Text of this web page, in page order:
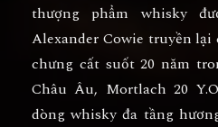
thượng phẩm whisky
Alexander Cowie truyền
chưng cất suốt 20 năm
Châu Âu, Mortlach 20
dòng whisky đa tầng